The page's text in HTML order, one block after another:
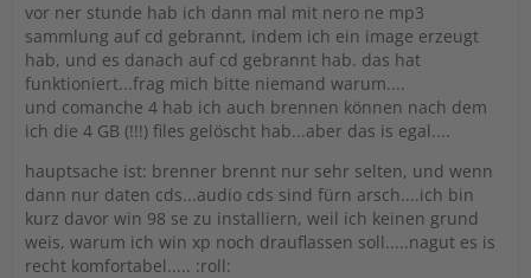
vor ner stunde hab ich dann mal mit nero ne mp3
sammlung auf cd gebrannt, indem ich ein image erzeugt
hab, und es danach auf cd gebrannt hab. das hat
funktioniert...frag mich bitte niemand warum....
und comanche 4 hab ich auch brennen können nach dem
ich die 4 GB (!!!) files gelöscht hab...aber das is egal....
hauptsache ist: brenner brennt nur sehr selten, und wenn
dann nur daten cds...audio cds sind fürn arsch....ich bin
kurz davor win 98 se zu installiern, weil ich keinen grund
weis, warum ich win xp noch drauflassen soll.....nagut es is
recht komfortabel..... :roll: